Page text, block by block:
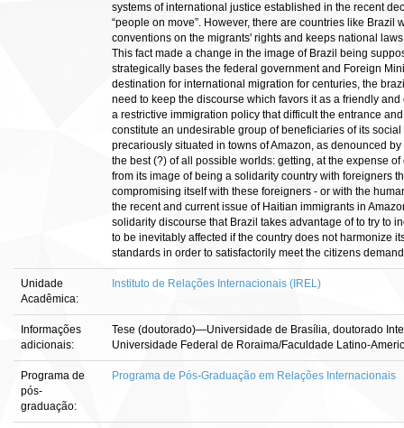
systems of international justice established in the recent
“people on move”. However, there are countries like
conventions on the migrants' rights and keeps national
This fact made a change in the image of Brazil being
strategically bases the federal government and Foreign
destination for international migration for centuries, the
need to keep the discourse which favors it as a friendly
a restrictive immigration policy that difficult the entrance
constitute an undesirable group of beneficiaries of its
precariously situated in towns of Amazon, as denounced
the best (?) of all possible worlds: getting, at the expense
from its image of being a solidarity country with foreigners
compromising itself with these foreigners - or with the
the recent and current issue of Haitian immigrants in
solidarity discourse that Brazil takes advantage of to try to
to be inevitably affected if the country does not harmonize
standards in order to satisfactorily meet the citizens
Unidade
Acadêmica:
Instituto de Relações Internacionais (IREL)
Informações
adicionais:
Tese (doutorado)—Universidade de Brasília, doutorado
Universidade Federal de Roraima/Faculdade Latino-
Programa de
pós-
graduação:
Programa de Pós-Graduação em Relações Internacionais